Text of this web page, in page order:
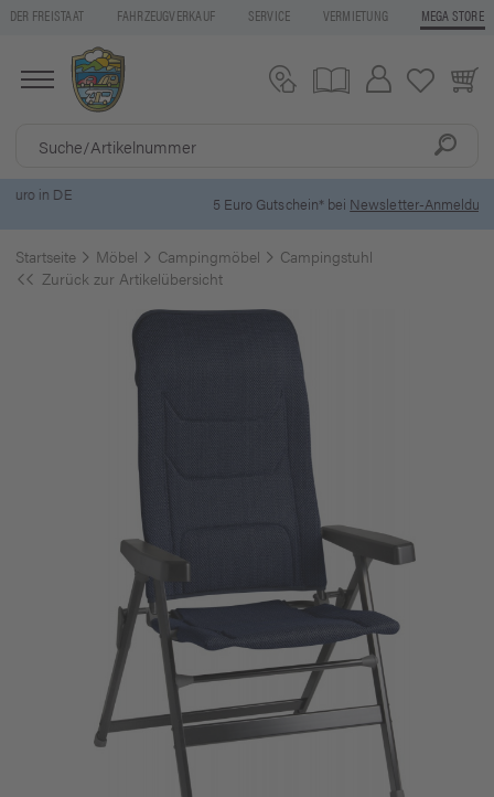
DER FREISTAAT FAHRZEUGVERKAUF SERVICE VERMIETUNG MEGA STORE
5 Euro Gutschein* beiNewsletter-Anmeldung
Startseite Möbel Campingmöbel
Campingstuhl
Zurück zur Artikelübersicht